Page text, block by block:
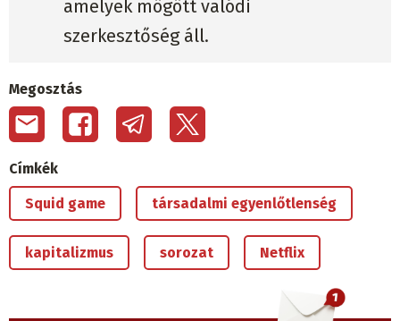
amelyek mögött valódi
szerkesztőség áll.
Megosztás
Címkék
Squid game társadalmi egyenlőtlenség
kapitalizmus sorozat Netflix